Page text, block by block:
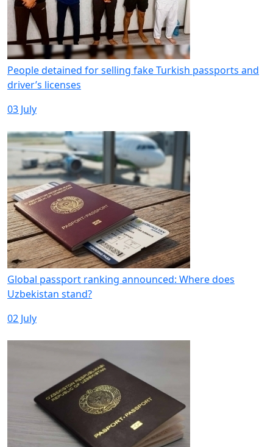
People detained for selling fake Turkish passports and
driver’s licenses
03 July
Global passport ranking announced: Where does
Uzbekistan stand?
02 July